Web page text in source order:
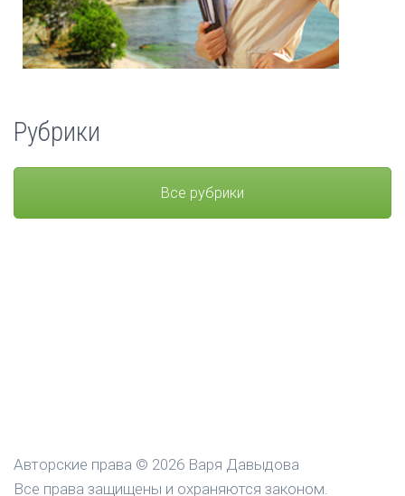
Рубрики
Все рубрики
Авторские права © 2026 Варя Давыдова
Все права защищены и охраняются законом.